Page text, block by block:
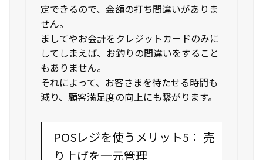
定できるので、金額の打ち間違いがありま
せん。
ましてやお会計をクレジットカードのみに
してしまえば、お釣りの間違いをすること
もありません。
それによって、お客さまを待たせる時間も
減り、顧客満足度の向上にも繋がります。
POSレジを使うメリット5： 売
り上げを一元管理